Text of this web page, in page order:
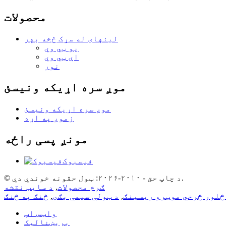
محصولات
لینهای له سړک څخه بهر
یو ټي وي
اې ټي وي
نور
موږ سره اړیکه ونیسئ
موږ سره اړیکه ونیسئ
زموږ په اړه
مونږ پسی راځه
فیسبوک
© د چاپ حق - ۲۰۱۰-۲۰۲۶: ټول حقونه خوندي دي.
ګرم محصولات, د سایټ نقشه
څلور څرخي موټرو ریسینګ, د ټولې سیمې بګۍ,
واټس اپ
برېښنالیک